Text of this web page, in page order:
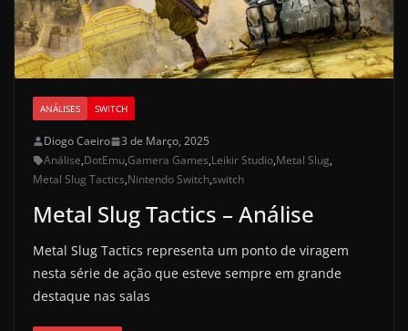
ANÁLISES SWITCH
Diogo Caeiro
3 de Março, 2025
Análise,DotEmu,Gamera Games,Leikir Studio,Metal Slug,
Metal Slug Tactics,Nintendo Switch,switch
Metal Slug Tactics – Análise
Metal Slug Tactics representa um ponto de viragem
nesta série de ação que esteve sempre em grande
destaque nas salas